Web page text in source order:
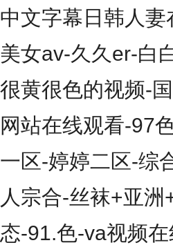
中文字幕日韩人
美女av-久久er-白
很黄很色的视频-
网站在线观看-97
一区-婷婷二区-综
人宗合-丝袜+亚
态-91.色-va视频